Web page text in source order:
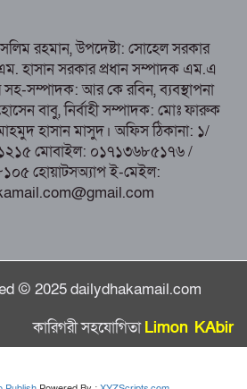
ন্যায়নিষ্ঠ, সাহসী ও মানবিক ইউএনও
মানুষের হৃদয়ে অনন্য এক নাম
শিবপুরে তিনটি গরুকে বিষ খাইয়ে
রহমান, উপদেষ্টা: সোহেল সরকার
হাসান সরকার প্রধান সম্পাদক এম.এ
সম্পাদক: আর কে রবিন, ব্যবস্থাপনা
বাবু, নির্বাহী সম্পাদক: মোঃ ফারুক
হাসান মাসুদ। অফিস ঠিকানা: ১/
১২১৫ মোবাইল: ০১৭১৩৬৮৫১৭৬ /
হোয়াটসঅ্যাপ ই-মেইল:
© 2025 dailydhakamail.com
কারিগরী সহযোগিতাLimon KAbir